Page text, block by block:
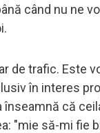
când nu ne
de trafic. Este
în interes
înseamnă că
"mie să-mi fie